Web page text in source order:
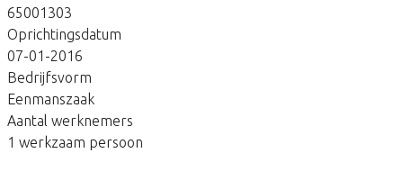
65001303
Oprichtingsdatum
07-01-2016
Bedrijfsvorm
Eenmanszaak
Aantal werknemers
1 werkzaam persoon